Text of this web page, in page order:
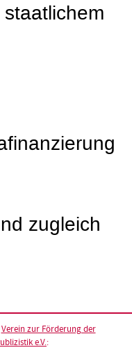
zugleich
Verein zur Förderung der
e.V.: